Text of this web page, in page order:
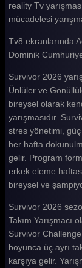
Survivor
Survivor
Survivor
Survivor
Survivor
Survivor
Survivor
Survivor
Survivor
Survivor
Survivor
Survivor
reality Tv
mücadelesi
Tv8 ekranlarında
Dominik
Survivor 2026
Ünlüler ve
bireysel olarak
yarışmasıdır.
stres yönetimi, güç
her hafta
gelir. Program
erkek eleme
bireysel ve
Survivor 2026
Takım Yarışmacı
Survivor
boyunca üç ayrı
karşıya gelir.